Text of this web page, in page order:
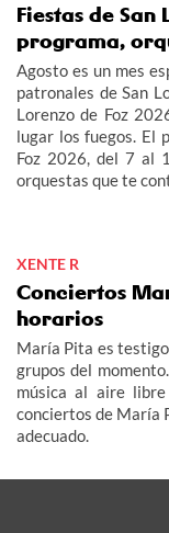
Fiestas de San
programa,
Agosto es un mes
patronales de San
Lorenzo de Foz
lugar los fuegos. El
Foz 2026, del 7 al
orquestas que te
XENTE R
Conciertos
horarios
María Pita es
grupos del
música al aire
conciertos de María
adecuado.